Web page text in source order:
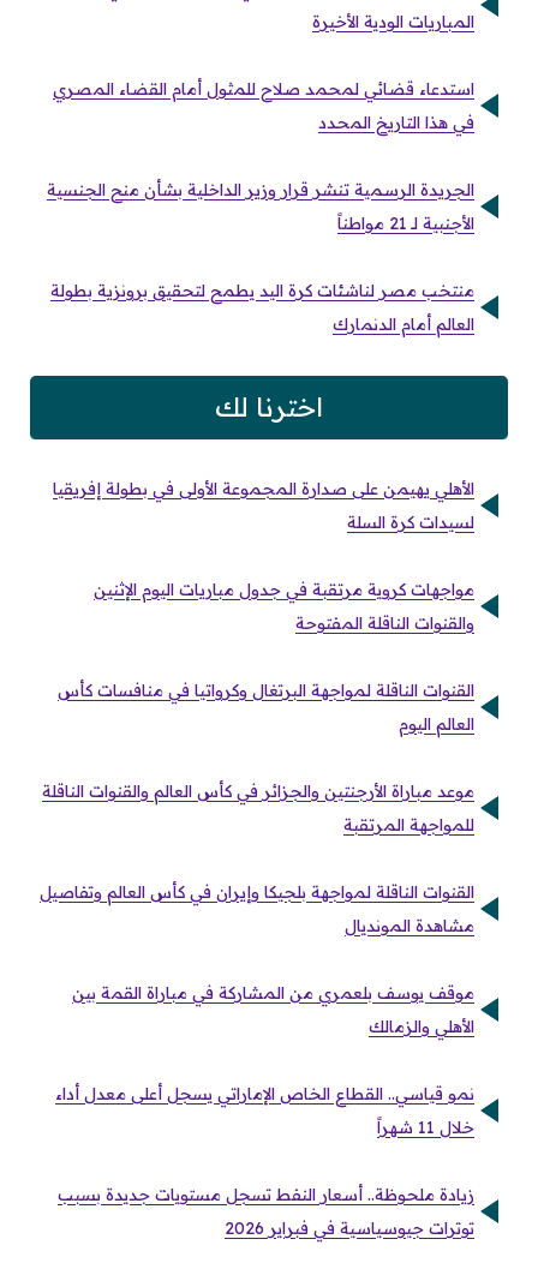
المباريات الودية الأخيرة
استدعاء قضائي لمحمد صلاح للمثول أمام القضاء المصري
في هذا التاريخ المحدد
الجريدة الرسمية تنشر قرار وزير الداخلية بشأن منح الجنسية
الأجنبية لـ 21 مواطناً
منتخب مصر لناشئات كرة اليد يطمح لتحقيق برونزية بطولة
العالم أمام الدنمارك
اخترنا لك
الأهلي يهيمن على صدارة المجموعة الأولى في بطولة إفريقيا
لسيدات كرة السلة
مواجهات كروية مرتقبة في جدول مباريات اليوم الإثنين
والقنوات الناقلة المفتوحة
القنوات الناقلة لمواجهة البرتغال وكرواتيا في منافسات كأس
العالم اليوم
موعد مباراة الأرجنتين والجزائر في كأس العالم والقنوات الناقلة
للمواجهة المرتقبة
القنوات الناقلة لمواجهة بلجيكا وإيران في كأس العالم وتفاصيل
مشاهدة المونديال
موقف يوسف بلعمري من المشاركة في مباراة القمة بين
الأهلي والزمالك
نمو قياسي.. القطاع الخاص الإماراتي يسجل أعلى معدل أداء
خلال 11 شهراً
زيادة ملحوظة.. أسعار النفط تسجل مستويات جديدة بسبب
توترات جيوسياسية في فبراير 2026